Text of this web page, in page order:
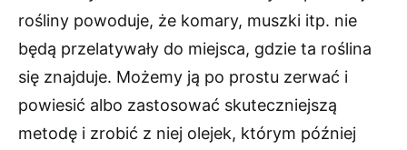
rośliny powoduje, że komary, muszki itp. nie
będą przelatywały do miejsca, gdzie ta roślina
się znajduje. Możemy ją po prostu zerwać i
powiesić albo zastosować skuteczniejszą
metodę i zrobić z niej olejek, którym później